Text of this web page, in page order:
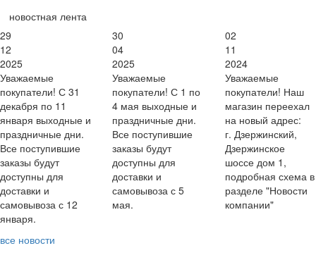
новостная лента
29
12
2025
Уважаемые
покупатели! С 31
декабря по 11
января выходные и
праздничные дни.
Все поступившие
заказы будут
доступны для
доставки и
самовывоза с 12
января.
30
04
2025
Уважаемые
покупатели! С 1 по
4 мая выходные и
праздничные дни.
Все поступившие
заказы будут
доступны для
доставки и
самовывоза с 5
мая.
02
11
2024
Уважаемые
покупатели! Наш
магазин переехал
на новый адрес:
г. Дзержинский,
Дзержинское
шоссе дом 1,
подробная схема в
разделе "Новости
компании"
все новости